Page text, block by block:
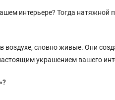
интерьере? Тогда
воздухе, словно живые. Они
украшением вашего